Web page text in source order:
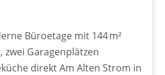
Büroetage mit 144 m²
zwei Garagenplätzen
direkt Am Alten Strom in